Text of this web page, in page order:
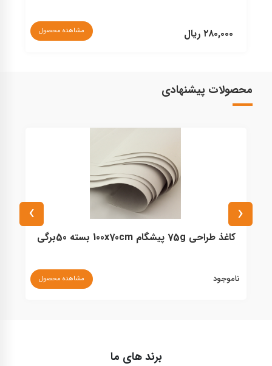
۲۸۰,۰۰۰ ریال مشاهده محصول
محصولات پیشنهادی
کاغذ طراحی 75g پیشگام 100x70cm بسته 50برگی
ناموجود مشاهده محصول
‹
›
برند های ما